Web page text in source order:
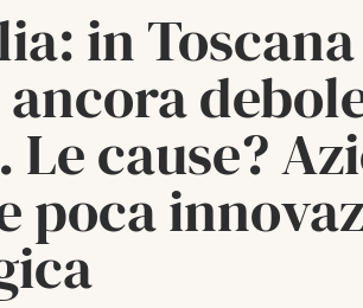
in Toscana
Le cause?
poca